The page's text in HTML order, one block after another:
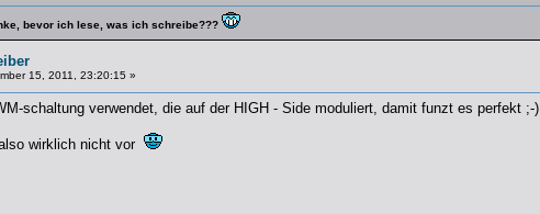
bevor ich lese, was ich schreibe???
15, 2011, 23:20:15 »
schaltung verwendet, die auf der HIGH - Side moduliert, damit funzt es perfekt ;-)
wirklich nicht vor